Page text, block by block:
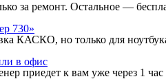
за ремонт. Остальное —
730»
КАСКО, но только для
в офис
приедет к вам уже через 1 час